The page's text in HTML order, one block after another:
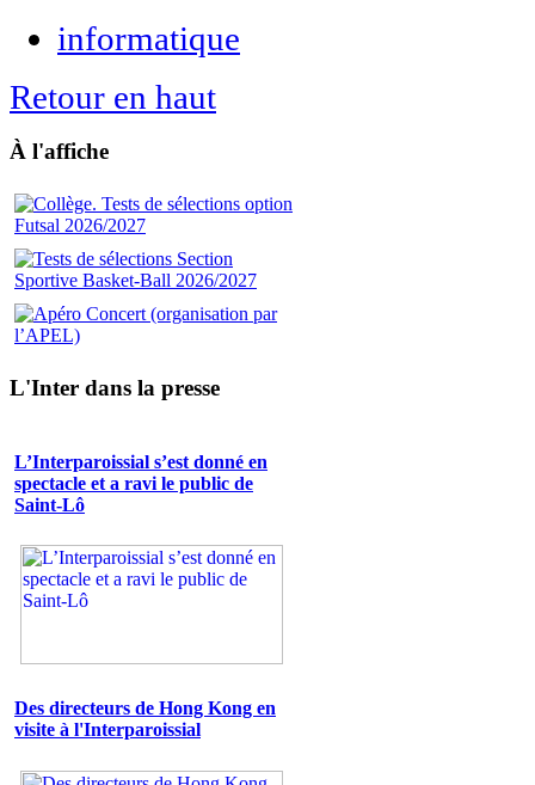
informatique
Retour en haut
À l'affiche
L'Inter dans la presse
L’Interparoissial s’est donné en
spectacle et a ravi le public de
Saint-Lô
Des directeurs de Hong Kong en
visite à l'Interparoissial